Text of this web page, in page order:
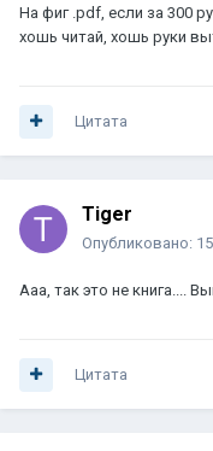
На фиг .pdf, если за 300
хошь читай, хошь руки
Цитата
Tiger
Опубликовано:
Ааа, так это не книга....
Цитата